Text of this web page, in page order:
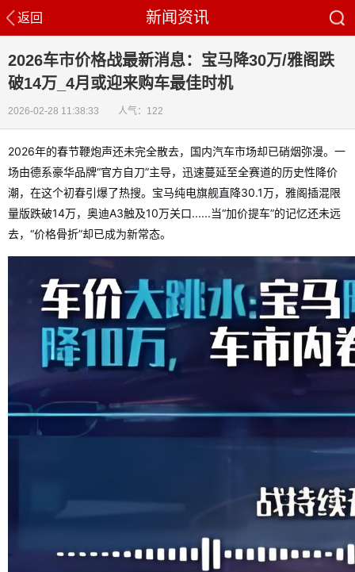
返回 新闻资讯
2026车市价格战最新消息：宝马降30万/雅阁跌
破14万_4月或迎来购车最佳时机
2026-02-28 11:38:33 人气：122
2026年的春节鞭炮声还未完全散去，国内汽车市场却已硝烟弥漫。一
场由德系豪华品牌“官方自刀”主导，迅速蔓延至全赛道的历史性降价
潮，在这个初春引爆了热搜。宝马纯电旗舰直降30.1万，雅阁插混限
量版跌破14万，奥迪A3触及10万关口......当“加价提车”的记忆还未远
去，“价格骨折”却已成为新常态。